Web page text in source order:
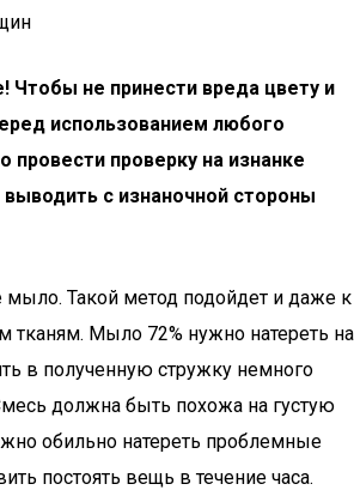
Чтобы не принести вреда цвету и
использованием любого
провести проверку на изнанке
с изнаночной стороны
мыло. Такой метод подойдет и даже к
Мыло 72% нужно натереть на
в полученную стружку немного
должна быть похожа на густую
обильно натереть проблемные
постоять вещь в течение часа.